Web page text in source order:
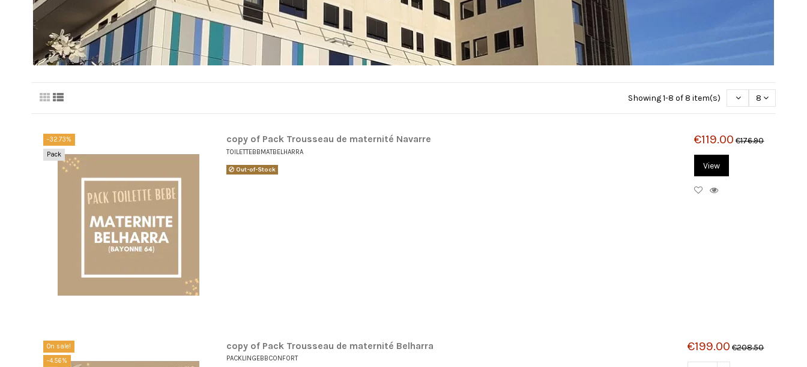
Showing 1-8 of 8 item(s) 8
-32.73%
Pack
copy of Pack Trousseau de maternité Navarre
TOILETTEBBMATBELHARRA
Out-of-Stock
€119.00 €176.90
View
On sale!
-4.56%
copy of Pack Trousseau de maternité Belharra
PACKLINGEBBCONFORT
€199.00 €208.50